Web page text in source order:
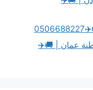
عمان | 🚚✈️